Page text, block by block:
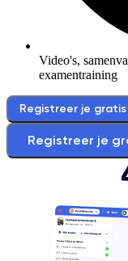
Video's,
examentraining
Registreer je gratis
Registreer je